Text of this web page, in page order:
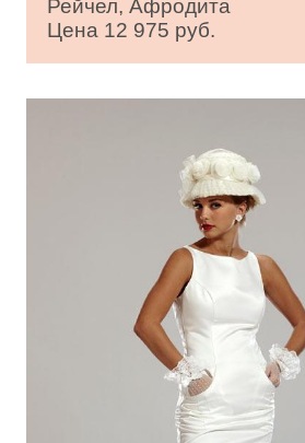
Рейчел, Афродита
Цена 12 975 руб.